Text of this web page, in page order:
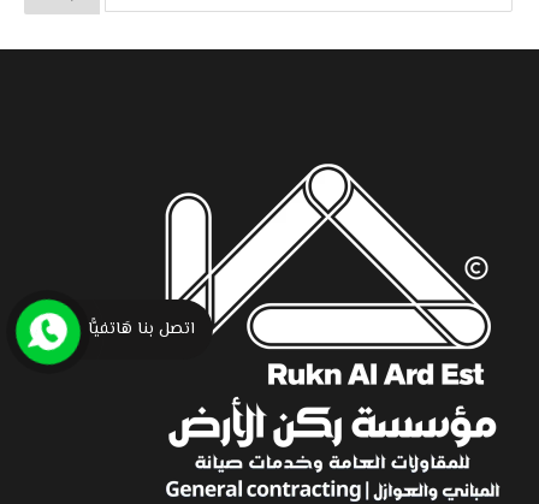
اتصل بنا هَاتفيًّا